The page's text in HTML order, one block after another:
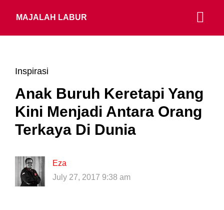
MAJALAH LABUR
Inspirasi
Anak Buruh Keretapi Yang
Kini Menjadi Antara Orang
Terkaya Di Dunia
Eza
July 27, 2017 9:38 am